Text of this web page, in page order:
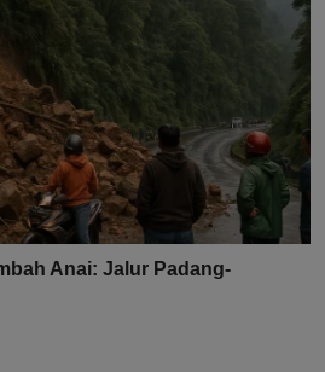
Anai: Jalur Padang-